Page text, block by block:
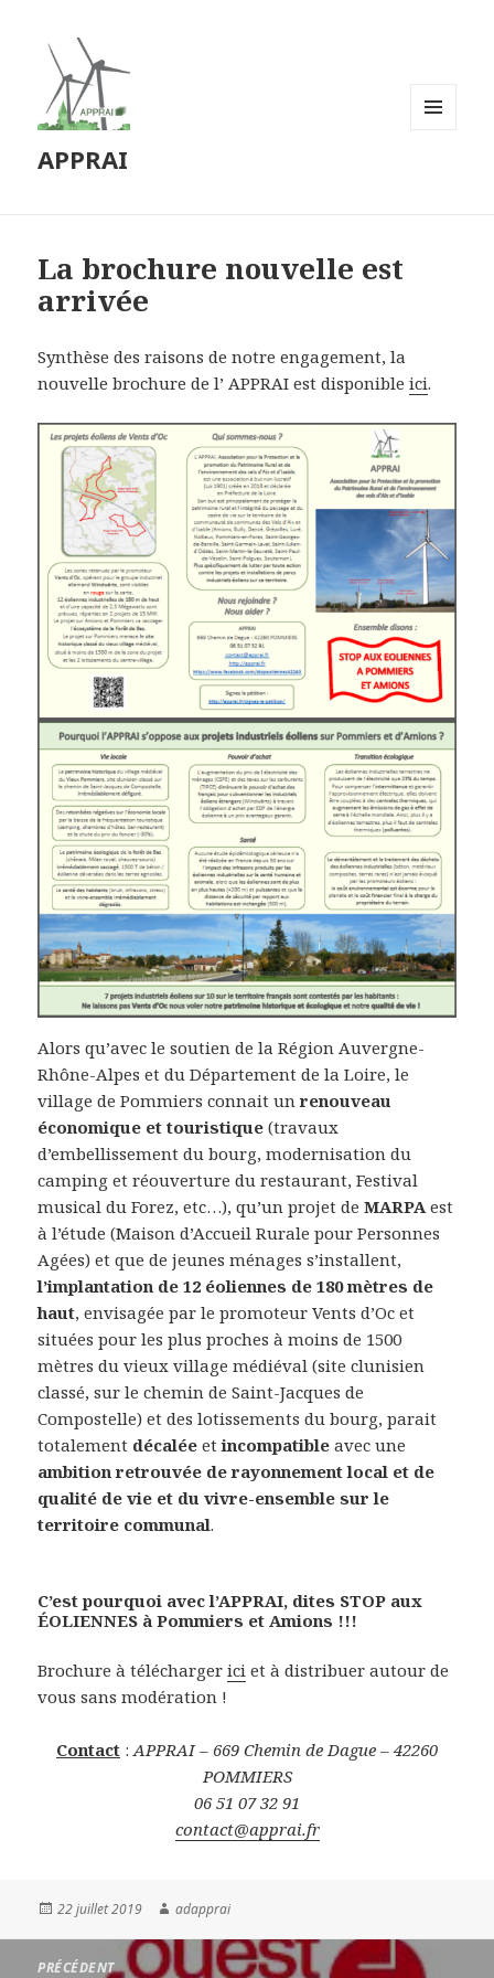
APPRAI
La brochure nouvelle est
arrivée
Synthèse des raisons de notre engagement, la
nouvelle brochure de l’ APPRAI est disponibleici.
Alors qu’avec le soutien de la Région Auvergne-
Rhône-Alpes et du Département de la Loire, le
village de Pommiers connait unrenouveau
économique et touristique (travaux
d’embellissement du bourg, modernisation du
camping et réouverture du restaurant, Festival
musical du Forez, etc…), qu’un projet deMARPAest
à l’étude (Maison d’Accueil Rurale pour Personnes
Agées) et que de jeunes ménages s’installent,
l’implantation de 12 éoliennes de 180 mètres de
haut, envisagée par le promoteur Vents d’Oc et
situées pour les plus proches à moins de 1500
mètres du vieux village médiéval (site clunisien
classé, sur le chemin de Saint-Jacques de
Compostelle) et des lotissements du bourg, parait
totalement décaléeetincompatibleavec une
ambition retrouvée de rayonnement local et de
qualité de vie et du vivre-ensemble sur le
territoire communal.
C’est pourquoi avec l’APPRAI, dites STOP aux
ÉOLIENNES à Pommiers et Amions !!!
Brochure à téléchargerici et à distribuer autour de
vous sans modération !
Contact :APPRAI – 669 Chemin de Dague – 42260
POMMIERS
06 51 07 32 91
contact@apprai.fr
Publié
22 juillet 2019 Auteur
adapprai
PRÉCÉDENT